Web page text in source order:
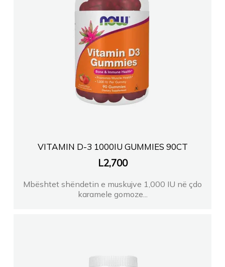
VITAMIN D-3 1000IU GUMMIES 90CT
L2,700
Mbështet shëndetin e muskujve 1,000 IU në çdo
karamele gomoze...